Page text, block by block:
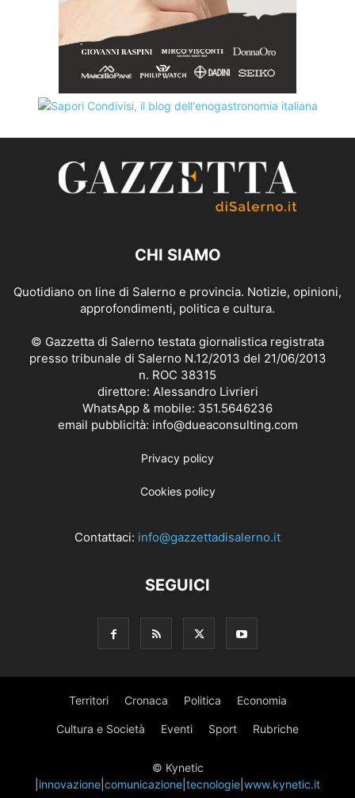
CHI SIAMO
Quotidiano on line di Salerno e provincia. Notizie, opinioni,
approfondimenti, politica e cultura.
© Gazzetta di Salerno testata giornalistica registrata
presso tribunale di Salerno N.12/2013 del 21/06/2013
n. ROC 38315
direttore: Alessandro Livrieri
WhatsApp & mobile: 351.5646236
email pubblicità: info@dueaconsulting.com
Privacy policy
Cookies policy
Contattaci: info@gazzettadisalerno.it
SEGUICI
Territori Cronaca Politica Economia
Cultura e Società Eventi Sport Rubriche
© Kynetic
innovazione comunicazione tecnologie www.kynetic.it